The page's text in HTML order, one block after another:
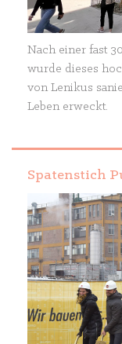
Nach einer fast
wurde dieses
von Lenikus
Leben erweckt.
Spatenstich